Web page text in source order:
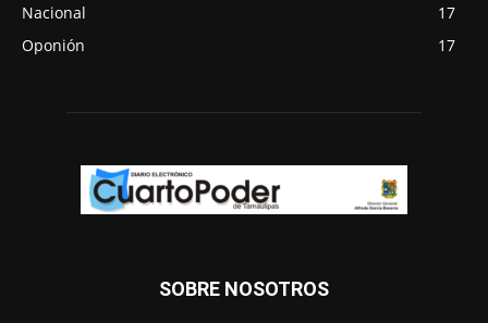
Nacional
17
Oponión
17
SOBRE NOSOTROS